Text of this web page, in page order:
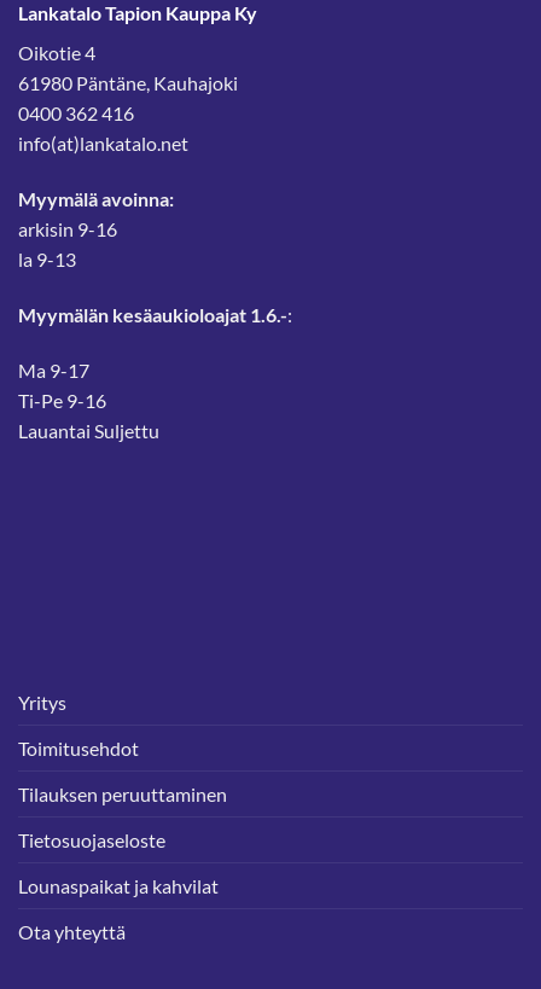
Lankatalo Tapion Kauppa Ky
Oikotie 4
61980 Päntäne, Kauhajoki
0400 362 416
info(at)lankatalo.net
Myymälä avoinna:
arkisin 9-16
la 9-13
Myymälän kesäaukioloajat 1.6.-:
Ma 9-17
Ti-Pe 9-16
Lauantai Suljettu
Yritys
Toimitusehdot
Tilauksen peruuttaminen
Tietosuojaseloste
Lounaspaikat ja kahvilat
Ota yhteyttä